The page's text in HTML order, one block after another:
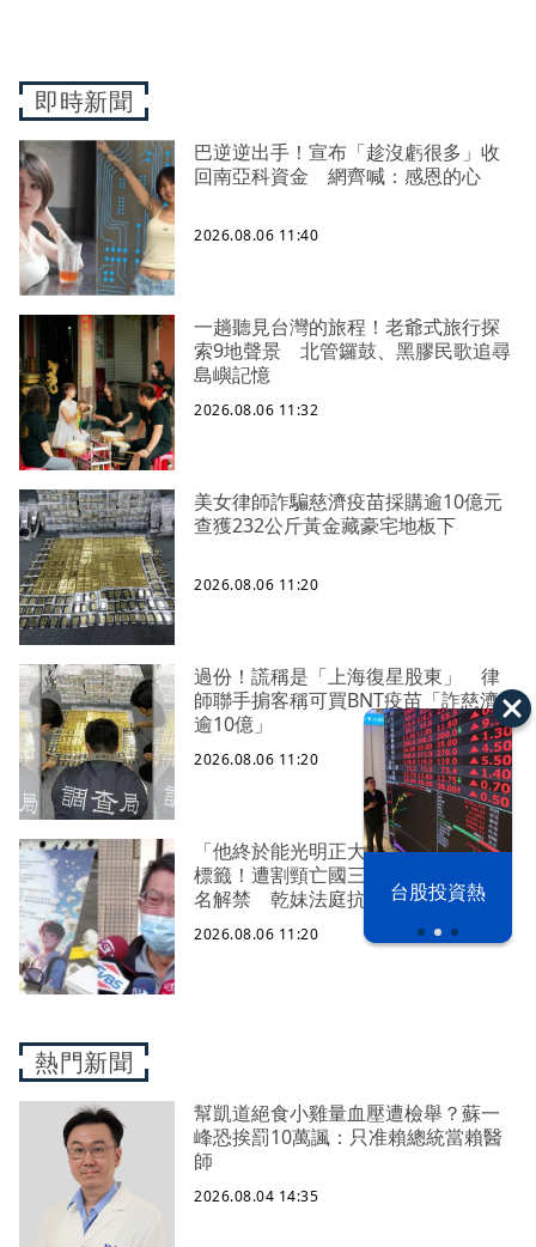
以色列 穹頂
之下
台股投資熱
即時新聞
巴逆逆出手！宣布「趁沒虧很多」收
回南亞科資金 網齊喊：感恩的心
2026.08.06 11:40
一趟聽見台灣的旅程！老爺式旅行探
索9地聲景 北管鑼鼓、黑膠民歌追尋
島嶼記憶
2026.08.06 11:32
美女律師詐騙慈濟疫苗採購逾10億元
查獲232公斤黃金藏豪宅地板下
2026.08.06 11:20
過份！謊稱是「上海復星股東」 律
師聯手掮客稱可買BNT疫苗「詐慈濟
逾10億」
2026.08.06 11:20
「他終於能光明正大存在了...」撕匿名
標籤！遭割頸亡國三生「楊承勳」真
名解禁 乾妹法庭抗辯引眾怒
2026.08.06 11:20
熱門新聞
幫凱道絕食小雞量血壓遭檢舉？蘇一
峰恐挨罰10萬諷：只准賴總統當賴醫
師
2026.08.04 14:35